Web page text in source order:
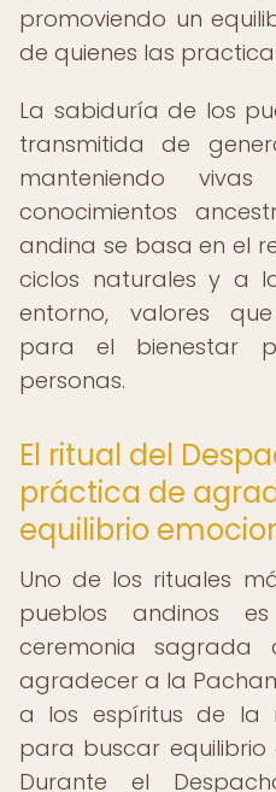
promoviendo un
de quienes las
La sabiduría de los
transmitida de
manteniendo
conocimientos
andina se basa en el
ciclos naturales y a
entorno, valores
para el bienestar
personas.
El ritual del
práctica de
equilibrio
Uno de los rituales
pueblos andinos
ceremonia
agradecer a la
a los espíritus de la
para buscar equilibrio
Durante el